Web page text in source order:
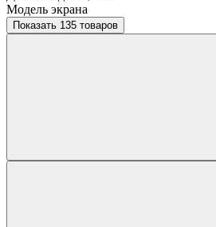
Модель экрана
Показать 135 товаров